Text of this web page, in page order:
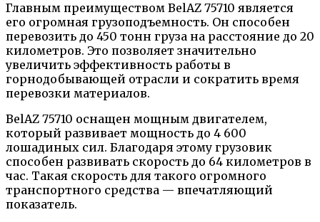
Главным преимуществом BelAZ 75710 является
его огромная грузоподъемность. Он способен
перевозить до 450 тонн груза на расстояние до 20
километров. Это позволяет значительно
увеличить эффективность работы в
горнодобывающей отрасли и сократить время
перевозки материалов.
BelAZ 75710 оснащен мощным двигателем,
который развивает мощность до 4 600
лошадиных сил. Благодаря этому грузовик
способен развивать скорость до 64 километров в
час. Такая скорость для такого огромного
транспортного средства — впечатляющий
показатель.